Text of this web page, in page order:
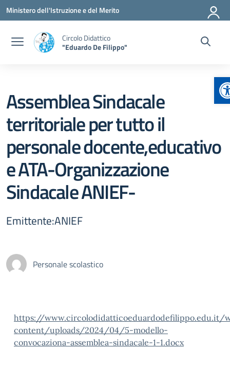
Vai ai contenuti
Vai al menu di navigazione
Vai al footer
Ministero dell'Istruzione e del Merito
Circolo Didattico
"Eduardo De Filippo"
Assemblea Sindacale
territoriale per tutto il
personale docente,educativo
e ATA-Organizzazione
Sindacale ANIEF-
Emittente:ANIEF
Personale scolastico
https://www.circolodidatticoeduardodefilippo.edu.it/
content/uploads/2024/04/5-modello-
convocaziona-assemblea-sindacale-1-1.docx